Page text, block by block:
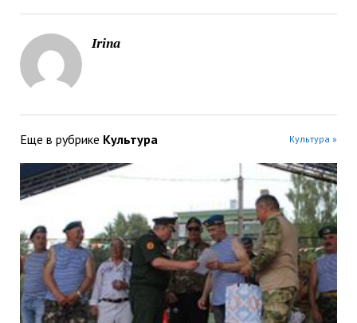
Irina
Еще в рубрике Культура Культура »